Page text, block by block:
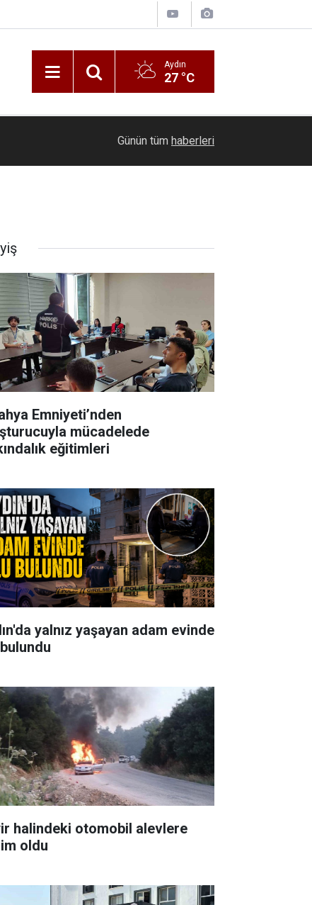
Aydın
27 °C
İzmirli gazeteci, karaciğer nakli için donör
Günün tüm haberleri
Emniyeti’nden
mücadelede
eğitimleri
yalnız yaşayan adam evinde
halindeki otomobil alevlere
oldu